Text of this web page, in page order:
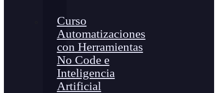
Curso
Automatizaciones
con Herramientas
No Code e
Inteligencia
Artificial